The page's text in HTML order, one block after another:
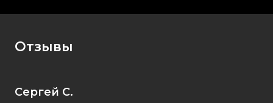
Отзывы
Сергей С.